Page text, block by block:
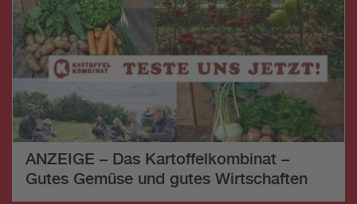
ANZEIGE – Das Kartoffelkombinat –
Gutes Gemüse und gutes Wirtschaften